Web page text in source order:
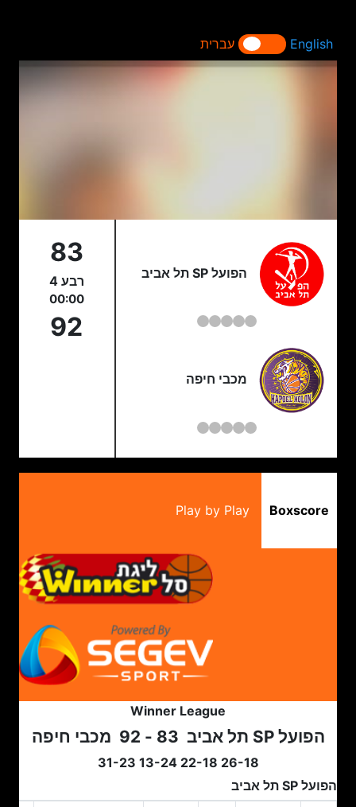
English עברית
הפועל SP תל אביב
מכבי חיפה
83
רבע 4
00:00
92
Boxscore
Play by Play
Winner League
הפועל SP תל אביב 83 - 92 מכבי חיפה
26-18 22-18 13-24 31-23
הפועל SP תל אביב